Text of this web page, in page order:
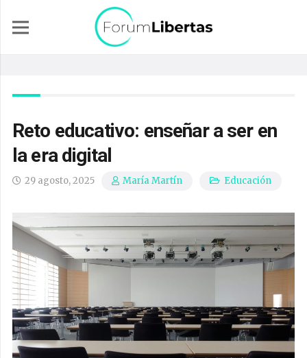
Reto educativo: enseñar a ser en
la era digital
29 agosto, 2025 María Martín Educación